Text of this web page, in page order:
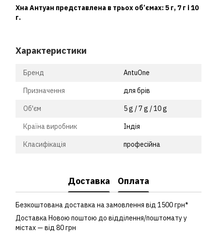
Хна Антуан представлена в трьох об’ємах: 5 г, 7 г і 10
г.
Характеристики
Бренд AntuOne
Призначення для брів
Об'єм 5 g / 7 g / 10 g
Країна виробник Індія
Класифікація професійна
Доставка Оплата
Безкоштована доставка на замовлення від 1500 грн*
Доставка Новою поштою до відділення/поштомату у
містах — від 80 грн